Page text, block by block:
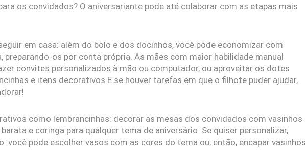
os convidados? O aniversariante pode até colaborar com as etapas mais
em casa: além do bolo e dos docinhos, você pode economizar com
os por conta própria. As mães com maior habilidade manual
convites personalizados à mão ou computador, ou aproveitar os dotes
e itens decorativos E se houver tarefas em que o filhote puder ajudar,
como lembrancinhas: decorar as mesas dos convidados com vasinhos
e coringa para qualquer tema de aniversário. Se quiser personalizar,
você pode escolher vasos com as cores do tema ou, então, encapar vasinhos